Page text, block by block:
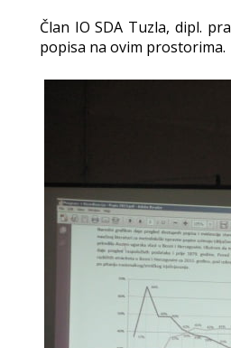
Član IO SDA Tuzla, dipl.
popisa na ovim prostorima.